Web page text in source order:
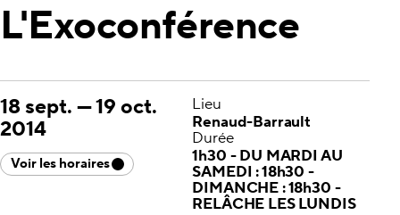
L'Exoconférence
18 sept. —19 oct.
2014
Voir les horaires
Lieu
Renaud-Barrault
Durée
1h30 - DU MARDI AU
SAMEDI : 18h30 -
DIMANCHE : 18h30 -
RELÂCHE LES LUNDIS